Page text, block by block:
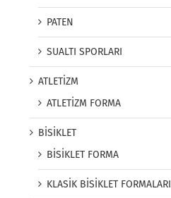
PATEN
SUALTI SPORLARI
ATLETİZM
ATLETİZM FORMA
BİSİKLET
BİSİKLET FORMA
KLASİK BİSİKLET FORMALARI